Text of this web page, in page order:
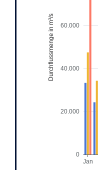
Durchflussmenge in m³/s
0
20.000
40.000
60.000
Jan